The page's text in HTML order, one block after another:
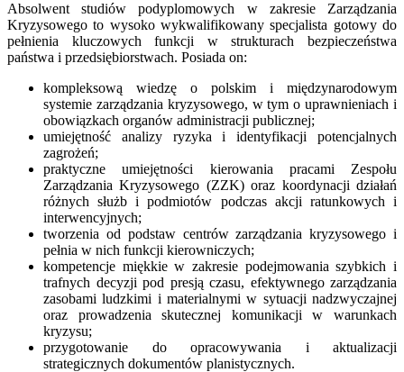
Absolwent studiów podyplomowych w zakresie Zarządzania
Kryzysowego to wysoko wykwalifikowany specjalista gotowy do
pełnienia kluczowych funkcji w strukturach bezpieczeństwa
państwa i przedsiębiorstwach. Posiada on:
kompleksową wiedzę o polskim i międzynarodowym
systemie zarządzania kryzysowego, w tym o uprawnieniach i
obowiązkach organów administracji publicznej;
umiejętność analizy ryzyka i identyfikacji potencjalnych
zagrożeń;
praktyczne umiejętności kierowania pracami Zespołu
Zarządzania Kryzysowego (ZZK) oraz koordynacji działań
różnych służb i podmiotów podczas akcji ratunkowych i
interwencyjnych;
tworzenia od podstaw centrów zarządzania kryzysowego i
pełnia w nich funkcji kierowniczych;
kompetencje miękkie w zakresie podejmowania szybkich i
trafnych decyzji pod presją czasu, efektywnego zarządzania
zasobami ludzkimi i materialnymi w sytuacji nadzwyczajnej
oraz prowadzenia skutecznej komunikacji w warunkach
kryzysu;
przygotowanie do opracowywania i aktualizacji
strategicznych dokumentów planistycznych.